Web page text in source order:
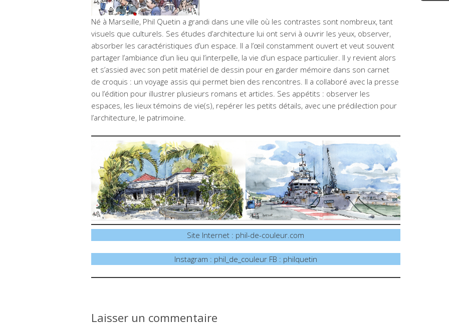
Né à Marseille, Phil Quetin a grandi dans une ville où les contrastes sont nombreux, tant
visuels que culturels. Ses études d’architecture lui ont servi à ouvrir les yeux, observer,
absorber les caractéristiques d’un espace. Il a l’œil constamment ouvert et veut souvent
partager l’ambiance d’un lieu qui l’interpelle, la vie d’un espace particulier. Il y revient alors
et s’assied avec son petit matériel de dessin pour en garder mémoire dans son carnet
de croquis : un voyage assis qui permet bien des rencontres. Il a collaboré avec la presse
ou l’édition pour illustrer plusieurs romans et articles. Ses appétits : observer les
espaces, les lieux témoins de vie(s), repérer les petits détails, avec une prédilection pour
l’architecture, le patrimoine.
Site Internet : phil-de-couleur.com
Instagram : phil_de_couleur FB : philquetin
Laisser un commentaire